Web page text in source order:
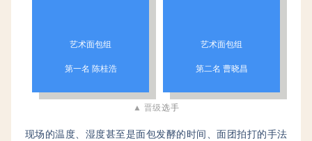
艺术面包组
第一名 陈桂浩
艺术面包组
第二名 曹晓昌
▲ 晋级选手
现场的温度、湿度甚至是面包发酵的时间、面团拍打的手法